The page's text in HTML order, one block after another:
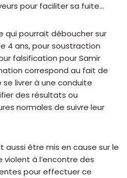
pour faciliter sa fuite…
qui pourrait déboucher sur
4 ans, pour soustraction
falsification pour Samir
correspond au fait de
livrer à une conduite
des résultats ou
normales de suivre leur
aussi être mis en cause sur le
à l’encontre des
pour effectuer ce